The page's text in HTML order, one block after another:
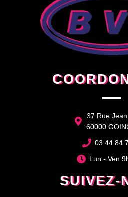
37 Rue
60000
03 44 84
Lun - Ven
SUIVEZ-